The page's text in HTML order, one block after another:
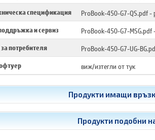
спецификация
ProBook-450-G7-QS.pdf-
и сервиз
ProBook-450-G7-MSG.pdf
потребителя
ProBook-450-G7-UG-
виж/изтегли от тук
Продукти имащи
Продукти подобни